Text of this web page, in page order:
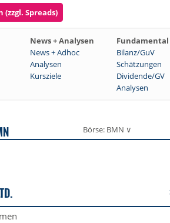
Spreads)
News + Analysen Fundamental
News + Adhoc Bilanz/GuV
Analysen Schätzungen
Kursziele Dividende/GV
Analysen
Börse: BMN ∨